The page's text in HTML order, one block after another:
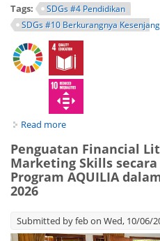
Tags:
SDGs #4 Pendidikan
SDGs #10 Berkurangnya
Read more
Penguatan Financial
Marketing Skills
Program AQUILIA
2026
Submitted byfebon Wed, 10/06/